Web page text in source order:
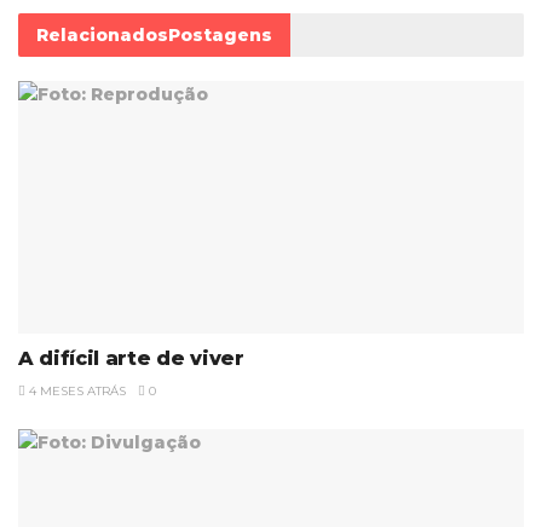
RelacionadosPostagens
A difícil arte de viver
4 MESES ATRÁS 0